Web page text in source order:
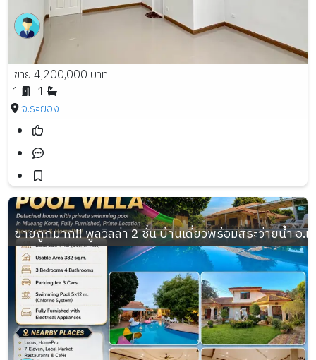
ขาย 4,200,000 บาท
1
1
จ.ระยอง
ขายถูกมาก!! พูลวิลล่า 2 ชั้น บ้านเดี่ยวพร้อมสระว่ายน้ำ อ.เ